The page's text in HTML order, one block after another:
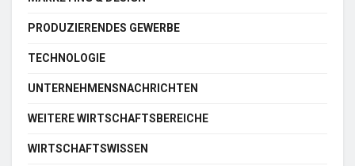
PRODUZIERENDES GEWERBE
TECHNOLOGIE
UNTERNEHMENSNACHRICHTEN
WEITERE WIRTSCHAFTSBEREICHE
WIRTSCHAFTSWISSEN